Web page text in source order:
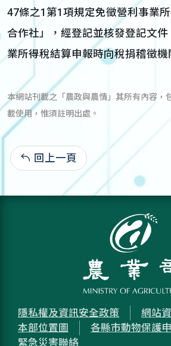
47條之1第1項規定免徵營利事業
合作社」，經登記並核發登記文
業所得稅結算申報時向稅捐稽徵機
本網站刊載之「農政與農情」其所有內容，
載使用，惟須註明出處。
回上一頁
隱私權及資訊安全政策
網站
本部位置圖
各縣市動物保護
緊急災害聯絡